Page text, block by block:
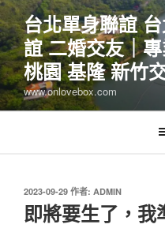
跳
至
主
要
內
容
台北單身聯誼
誼 二婚交友｜
桃園 基隆 新竹
www.onlovebox.com
發
佈
於
2023-09-29 作者: ADMIN
即將要生了，我